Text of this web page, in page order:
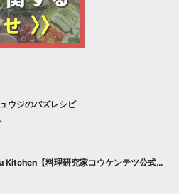
ウジのバズレシピ
Kitchen【料理研究家コウケンテツ公式チ